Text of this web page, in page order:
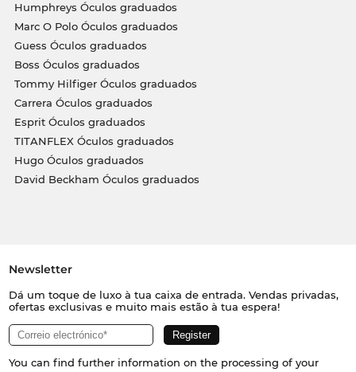
Humphreys Óculos graduados
Marc O Polo Óculos graduados
Guess Óculos graduados
Boss Óculos graduados
Tommy Hilfiger Óculos graduados
Carrera Óculos graduados
Esprit Óculos graduados
TITANFLEX Óculos graduados
Hugo Óculos graduados
David Beckham Óculos graduados
Newsletter
Dá um toque de luxo à tua caixa de entrada. Vendas privadas,
ofertas exclusivas e muito mais estão à tua espera!
You can find further information on the processing of your